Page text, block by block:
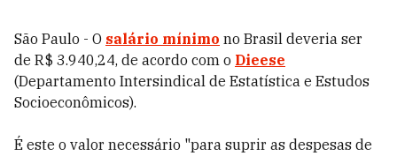
São Paulo - O salário mínimo no Brasil deveria ser
de R$ 3.940,24, de acordo com o Dieese
(Departamento Intersindical de Estatística e Estudos
Socioeconômicos).
É este o valor necessário "para suprir as despesas de